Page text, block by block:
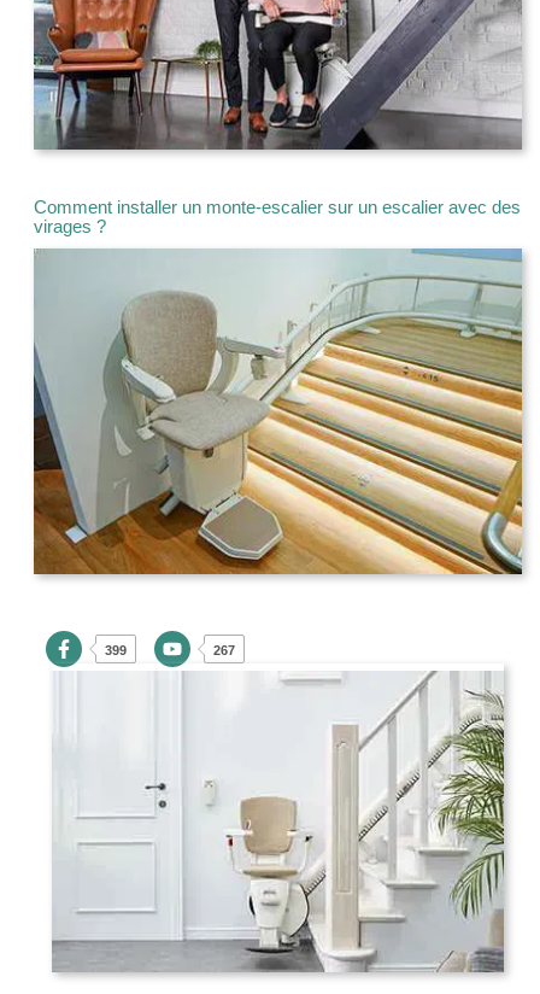
Comment installer un monte-escalier sur un escalier avec des
virages ?
399 267